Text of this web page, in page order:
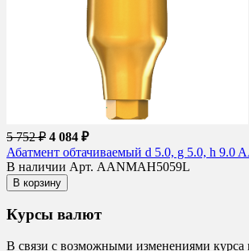
5 752 ₽ 4 084 ₽
Абатмент обтачиваемый d 5.0, g 5.0, h 9.0
В наличии Арт. AANMAH5059L
В корзину
Курсы валют
В связи с возможными изменениями курса